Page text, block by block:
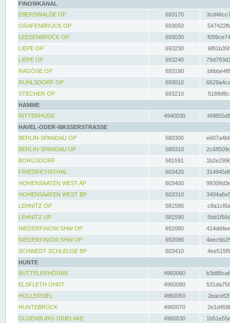
FINOWKANAL
EBERSWALDE OP
693170
GRAFENBRÜCK OP
693050
LEESENBRÜCK OP
693030
LIEPE OP
693230
LIEPE UP
693240
RAGÖSE OP
693190
RUHLSDORF OP
693010
STECHER OP
693210
HAMME
RITTERHUDE
4940030
HAVEL-ODER-WASSERSTRASSE
BERLIN-SPANDAU OP
580300
BERLIN-SPANDAU UP
580310
BORGSDORF
581591
FRIEDRICHSTHAL
603420
HOHENSAATEN WEST AP
603400
HOHENSAATEN WEST BP
603310
LEHNITZ OP
581580
LEHNITZ UP
581590
NIEDERFINOW SHW OP
692080
NIEDERFINOW SHW UP
692090
SCHWEDT SCHLEUSE BP
603410
HUNTE
BUTTELERHÖRNE
4960060
ELSFLETH OHRT
4960080
HOLLERSIEL
4960050
HUNTEBRÜCK
4960070
OLDENBURG-DRIELAKE
4960030